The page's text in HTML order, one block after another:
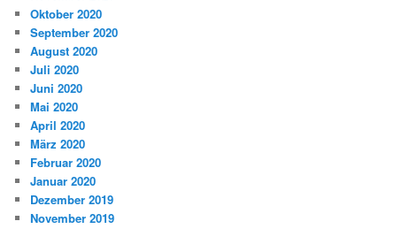
Oktober 2020
September 2020
August 2020
Juli 2020
Juni 2020
Mai 2020
April 2020
März 2020
Februar 2020
Januar 2020
Dezember 2019
November 2019